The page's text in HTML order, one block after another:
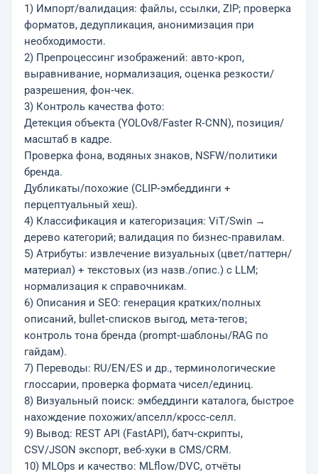
1) Импорт/валидация: файлы, ссылки, ZIP; проверка
форматов, дедупликация, анонимизация при
необходимости.
2) Препроцессинг изображений: авто‑кроп,
выравнивание, нормализация, оценка резкости/
разрешения, фон‑чек.
3) Контроль качества фото:
Детекция объекта (YOLOv8/Faster R‑CNN), позиция/
масштаб в кадре.
Проверка фона, водяных знаков, NSFW/политики
бренда.
Дубликаты/похожие (CLIP‑эмбеддинги +
перцептуальный хеш).
4) Классификация и категоризация: ViT/Swin →
дерево категорий; валидация по бизнес‑правилам.
5) Атрибуты: извлечение визуальных (цвет/паттерн/
материал) + текстовых (из назв./опис.) c LLM;
нормализация к справочникам.
6) Описания и SEO: генерация кратких/полных
описаний, bullet‑списков выгод, мета‑тегов;
контроль тона бренда (prompt‑шаблоны/RAG по
гайдам).
7) Переводы: RU/EN/ES и др., терминологические
глоссарии, проверка формата чисел/единиц.
8) Визуальный поиск: эмбеддинги каталога, быстрое
нахождение похожих/апселл/кросс‑селл.
9) Вывод: REST API (FastAPI), батч‑скрипты,
CSV/JSON экспорт, веб‑хуки в CMS/CRM.
10) MLOps и качество: MLflow/DVC, отчёты